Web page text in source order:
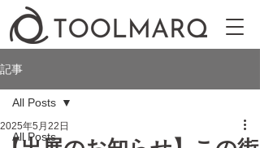
記事
All Posts
All Posts
2025年5月22日